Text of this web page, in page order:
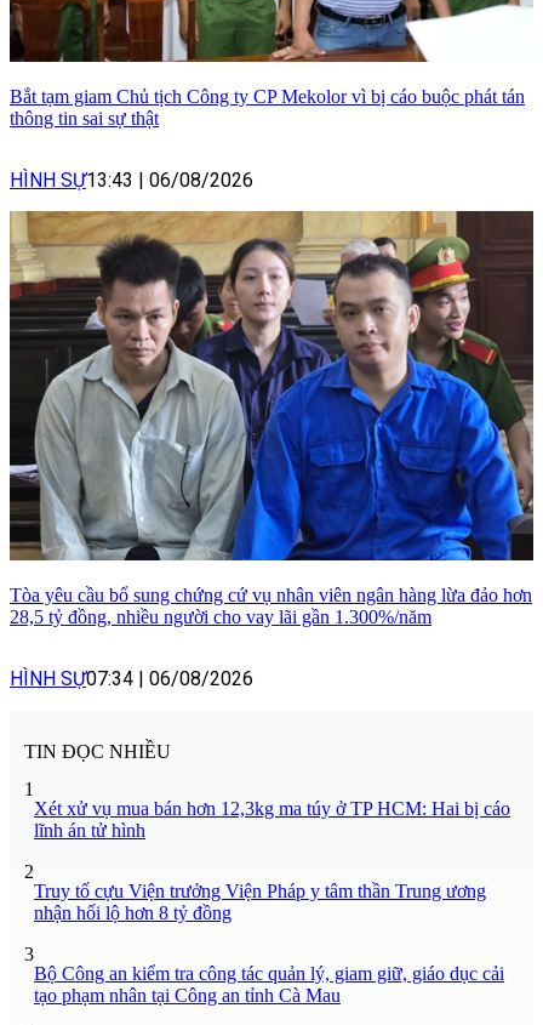
Bắt tạm giam Chủ tịch Công ty CP Mekolor vì bị cáo buộc phát tán
thông tin sai sự thật
HÌNH SỰ13:43 | 06/08/2026
Tòa yêu cầu bổ sung chứng cứ vụ nhân viên ngân hàng lừa đảo hơn
28,5 tỷ đồng, nhiều người cho vay lãi gần 1.300%/năm
HÌNH SỰ07:34 | 06/08/2026
TIN ĐỌC NHIỀU
1
Xét xử vụ mua bán hơn 12,3kg ma túy ở TP HCM: Hai bị cáo
lĩnh án tử hình
2
Truy tố cựu Viện trưởng Viện Pháp y tâm thần Trung ương
nhận hối lộ hơn 8 tỷ đồng
3
Bộ Công an kiểm tra công tác quản lý, giam giữ, giáo dục cải
tạo phạm nhân tại Công an tỉnh Cà Mau